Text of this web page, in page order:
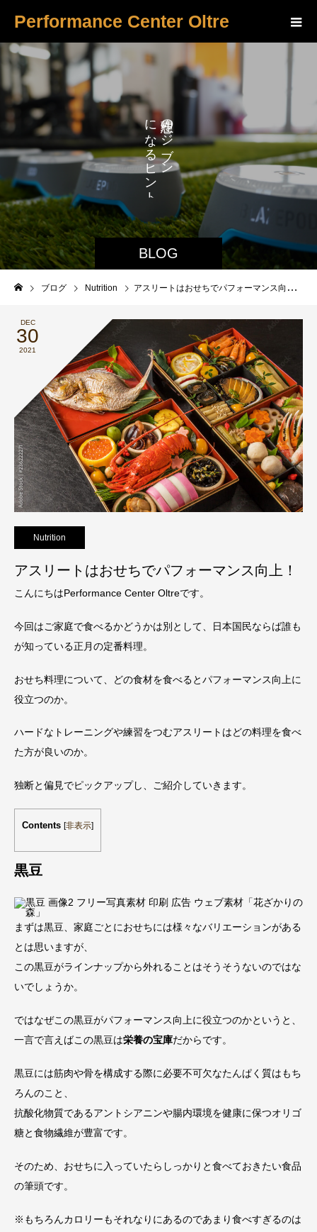
Performance Center Oltre
BLOG
の
ジ
ブ
ン
に
な
る
ヒ
ン
ト
ブログ Nutrition アスリートはおせちでパフォーマンス向上！
DEC
30
2021
Nutrition
アスリートはおせちでパフォーマンス向上！
こんにちはPerformance Center Oltreです。
今回はご家庭で食べるかどうかは別として、日本国民ならば誰も
が知っている正月の定番料理。
おせち料理について、どの食材を食べるとパフォーマンス向上に
役立つのか。
ハードなトレーニングや練習をつむアスリートはどの料理を食べ
た方が良いのか。
独断と偏見でピックアップし、ご紹介していきます。
Contents [非表示]
黒豆
まずは黒豆、家庭ごとにおせちには様々なバリエーションがある
とは思いますが、
この黒豆がラインナップから外れることはそうそうないのではな
いでしょうか。
ではなぜこの黒豆がパフォーマンス向上に役立つのかというと、
一言で言えばこの黒豆は栄養の宝庫だからです。
黒豆には筋肉や骨を構成する際に必要不可欠なたんぱく質はもち
ろんのこと、
抗酸化物質であるアントシアニンや腸内環境を健康に保つオリゴ
糖と食物繊維が豊富です。
そのため、おせちに入っていたらしっかりと食べておきたい食品
の筆頭です。
※もちろんカロリーもそれなりにあるのであまり食べすぎるのは